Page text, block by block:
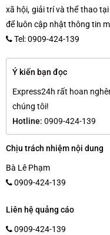
xã hội, giải trí và thể thao
để luôn cập nhật thông tin
Tel: 0909-424-139
Ý kiến bạn đọc
Express24h rất hoan
chúng tôi!
Hotline: 0909-424-139
Chịu trách nhiệm nội dung
Bà Lê Phạm
0909-424-139
Liên hệ quảng cáo
0909-424-139